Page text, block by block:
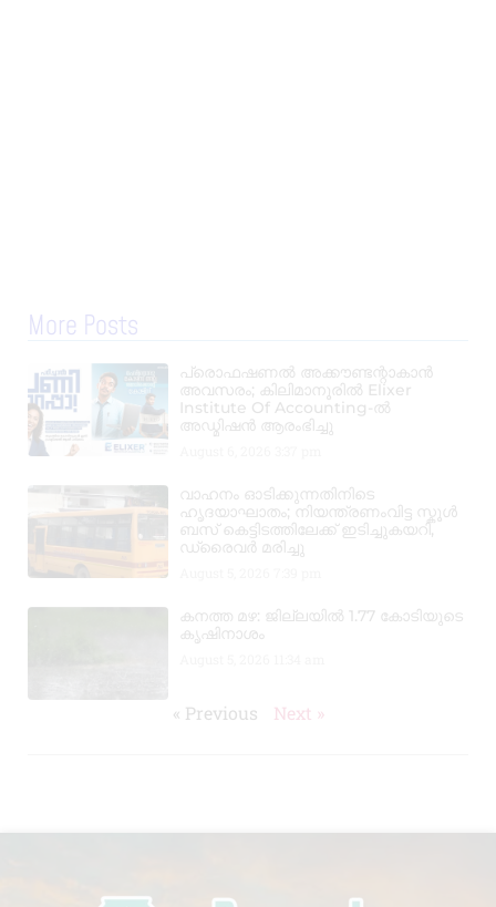
More Posts
പ്രൊഫഷണൽ അക്കൗണ്ടന്റാകാൻ
അവസരം; കിലിമാനൂരിൽ Elixer
Institute Of Accounting-ൽ
അഡ്മിഷൻ ആരംഭിച്ചു
വാഹനം ഓടിക്കുന്നതിനിടെ
ഹൃദയാഘാതം; നിയന്ത്രണംവിട്ട സ്കൂൾ
ബസ് കെട്ടിടത്തിലേക്ക് ഇടിച്ചുകയറി,
ഡ്രൈവർ മരിച്ചു
കനത്ത മഴ: ജില്ലയിൽ 1.77 കോടിയുടെ
കൃഷിനാശം
« Previous Next »